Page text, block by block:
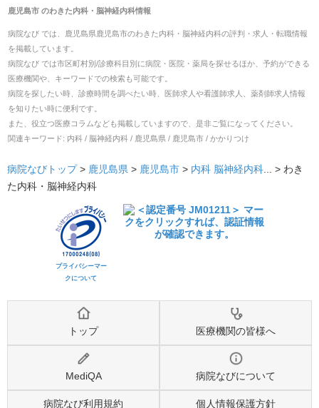
鹿児島市のわきた内科・脳神経内科情報
病院なび では、 鹿児島県 鹿児島市のわきた内科・脳神経内科の評判・求人・転職情報
を掲載しています。
病院なび では市区町村別/診療科目別に病院・医院・薬局を探せるほか、予約ができる
医療機関や、キーワードでの検索も可能です。
病院を探したい時、診療時間を調べたい時、医師求人や看護師求人、薬剤師求人情報
を知りたい時に便利です。
また、役立つ医療コラムなども掲載していますので、是非ご覧になってください。
関連キーワード: 内科 / 脳神経内科 / 鹿児島県 / 鹿児島市 / かかりつけ
病院なびトップ > 鹿児島県 > 鹿児島市 > 内科 脳神経内科... > わき
た内科・脳神経内科
プライバシーマー
クについて
トップ 医療機関の皆様へ
MediQA 病院なびについて
病院なび利用規約 個人情報保護方針